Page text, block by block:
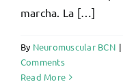
marcha. La […]
By Neuromuscular BCN |
Comments
Read More